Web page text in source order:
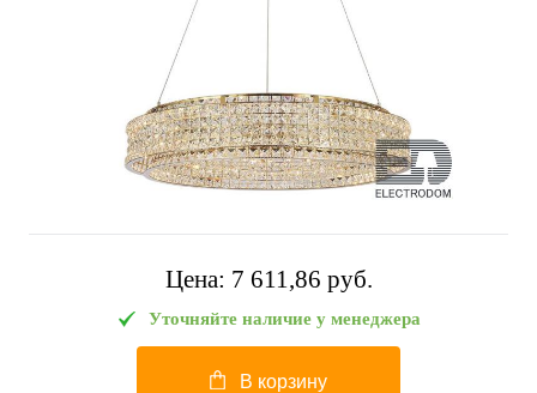
Цена: 7 611,86 pуб.
Уточняйте наличие у менеджера
В корзину